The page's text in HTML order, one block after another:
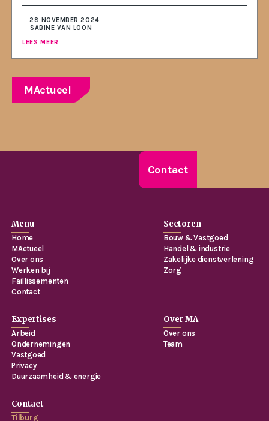
28 NOVEMBER 2024
SABINE VAN LOON
LEES MEER
MActueel
Contact
Menu
Home
MActueel
Over ons
Werken bij
Faillissementen
Contact
Sectoren
Bouw & Vastgoed
Handel & industrie
Zakelijke dienstverlening
Zorg
Expertises
Arbeid
Ondernemingen
Vastgoed
Privacy
Duurzaamheid & energie
Over MA
Over ons
Team
Contact
Tilburg